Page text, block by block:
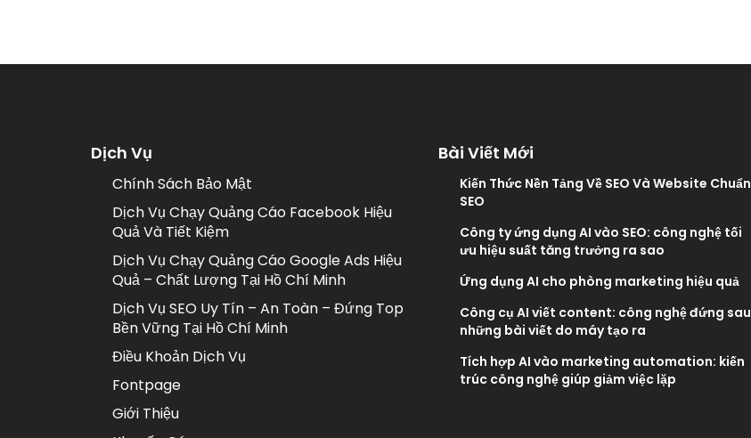
Dịch Vụ
Chính Sách Bảo Mật
Dịch Vụ Chạy Quảng Cáo Facebook Hiệu
Quả Và Tiết Kiệm
Dịch Vụ Chạy Quảng Cáo Google Ads Hiệu
Quả – Chất Lượng Tại Hồ Chí Minh
Dịch Vụ SEO Uy Tín – An Toàn – Đứng Top
Bền Vững Tại Hồ Chí Minh
Điều Khoản Dịch Vụ
Fontpage
Giới Thiệu
Bài Viết Mới
Kiến Thức Nền Tảng Về SEO Và Website Chuẩn
SEO
Công ty ứng dụng AI vào SEO: công nghệ tối
ưu hiệu suất tăng trưởng ra sao
Ứng dụng AI cho phòng marketing hiệu quả
Công cụ AI viết content: công nghệ đứng sau
những bài viết do máy tạo ra
Tích hợp AI vào marketing automation: kiến
trúc công nghệ giúp giảm việc lặp